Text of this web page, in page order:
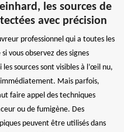
les sources de
avec précision
professionnel qui a toutes les
vous observez des signes
sources sont visibles à l’œil nu,
Mais parfois,
faire appel des techniques
ou de fumigène. Des
peuvent être utilisés dans